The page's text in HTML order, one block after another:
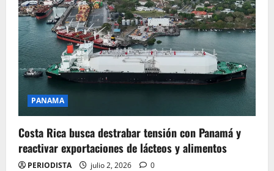
PANAMA
Costa Rica busca destrabar tensión con Panamá y
reactivar exportaciones de lácteos y alimentos
PERIODISTA julio 2, 2026 0